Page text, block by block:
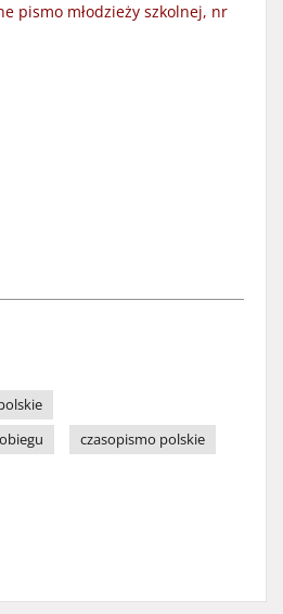
pismo młodzieży szkolnej, nr
czasopismo polskie